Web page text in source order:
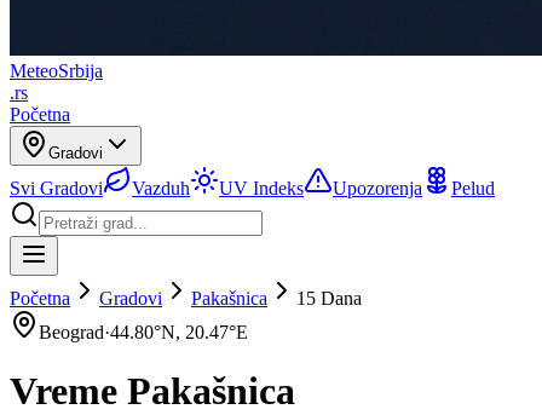
MeteoSrbija
.rs
Početna
Gradovi
Svi Gradovi Vazduh UV Indeks Upozorenja Pelud
Početna Gradovi Pakašnica
15 Dana
Beograd·44.80°N, 20.47°E
Vreme Pakašnica